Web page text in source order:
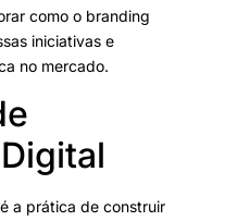
como o branding
iniciativas e
no mercado.
a prática de construir